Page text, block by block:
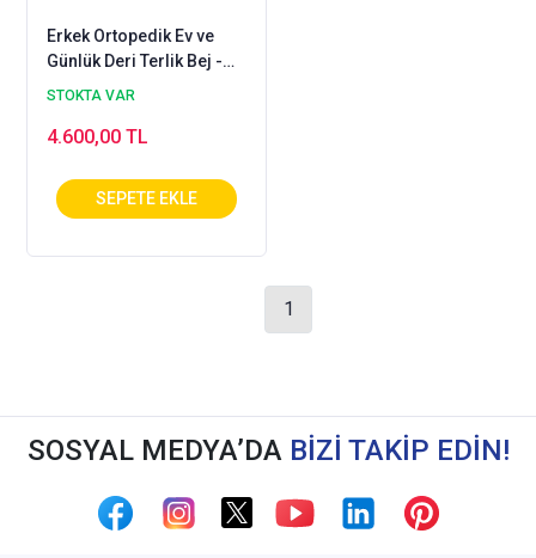
Erkek Ortopedik Ev ve
Günlük Deri Terlik Bej -
ORT-13J
STOKTA VAR
4.600,00 TL
1
SOSYAL MEDYA’DA BİZİ TAKİP EDİN!